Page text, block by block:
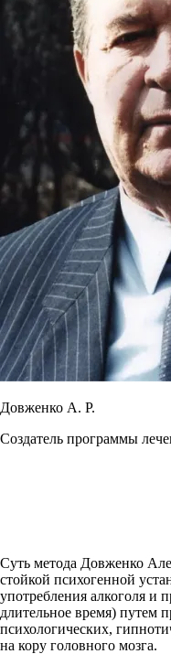
Довженко А. Р.
Создатель программы
Суть метода Довженко
стойкой психогенной
употребления алкоголя и
длительное время) путем
психологических,
на кору головного мозга.